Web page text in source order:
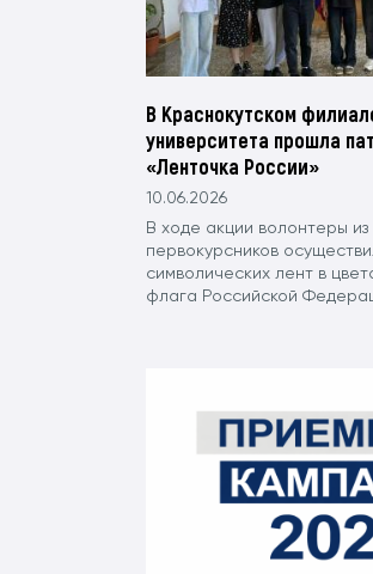
В Краснокутском
университета прошла
«Ленточка России»
10.06.2026
В ходе акции волонтеры из
первокурсников
символических лент в
флага Российской